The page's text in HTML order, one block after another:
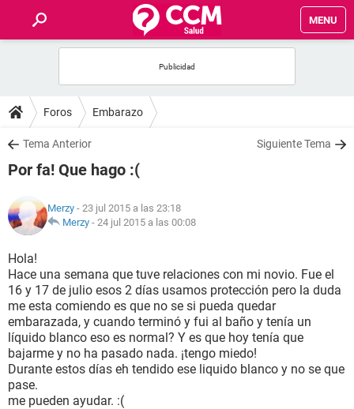
MENU
FOROS
SALUD
NUTRICIÓN
BIENESTAR
SEXUALIDAD
GLOSARIO
Foros Embarazo
Tema Anterior Siguiente Tema
Por fa! Que hago :(
Merzy - 23 jul 2015 a las 23:18
Merzy - 24 jul 2015 a las 00:08
Hola!
Hace una semana que tuve relaciones con mi novio. Fue el
16 y 17 de julio esos 2 días usamos protección pero la duda
me esta comiendo es que no se si pueda quedar
embarazada, y cuando terminó y fui al baño y tenía un
líquido blanco eso es normal? Y es que hoy tenía que
bajarme y no ha pasado nada. ¡tengo miedo!
Durante estos días eh tendido ese liquido blanco y no se que
pase.
me pueden ayudar. :(